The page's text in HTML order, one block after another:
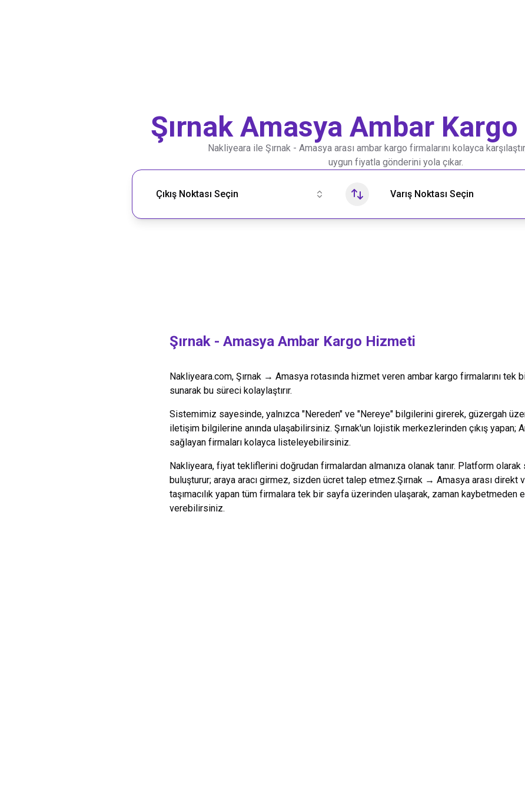
Şırnak Amasya Ambar Kargo
Nakliyeara ile Şırnak- Amasyaarası ambar kargo firmalarını kolayca
uygun fiyatla gönderini yola çıkar.
Nakliye Rotası Ara
Çıkış Noktası Seçin
Varış Noktası Seçin
Şırnak - Amasya Ambar Kargo Hizmeti
Nakliyeara.com, Şırnak → Amasya rotasında hizmet veren ambar kargo firmalarını tek
sunarak bu süreci kolaylaştırır.
Sistemimiz sayesinde, yalnızca "Nereden" ve "Nereye" bilgilerini girerek, güzergah
iletişim bilgilerine anında ulaşabilirsiniz. Şırnak'un lojistik merkezlerinden çıkış yapan;
sağlayan firmaları kolayca listeleyebilirsiniz.
Nakliyeara, fiyat tekliflerini doğrudan firmalardan almanıza olanak tanır. Platform
buluşturur; araya aracı girmez, sizden ücret talep etmez.Şırnak → Amasya arası direkt
taşımacılık yapan tüm firmalara tek bir sayfa üzerinden ulaşarak, zaman kaybetmeden
verebilirsiniz.